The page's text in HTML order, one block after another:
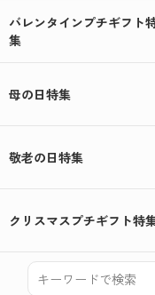
バレンタインプチギフト
集
母の日特集
敬老の日特集
クリスマスプチギフト特